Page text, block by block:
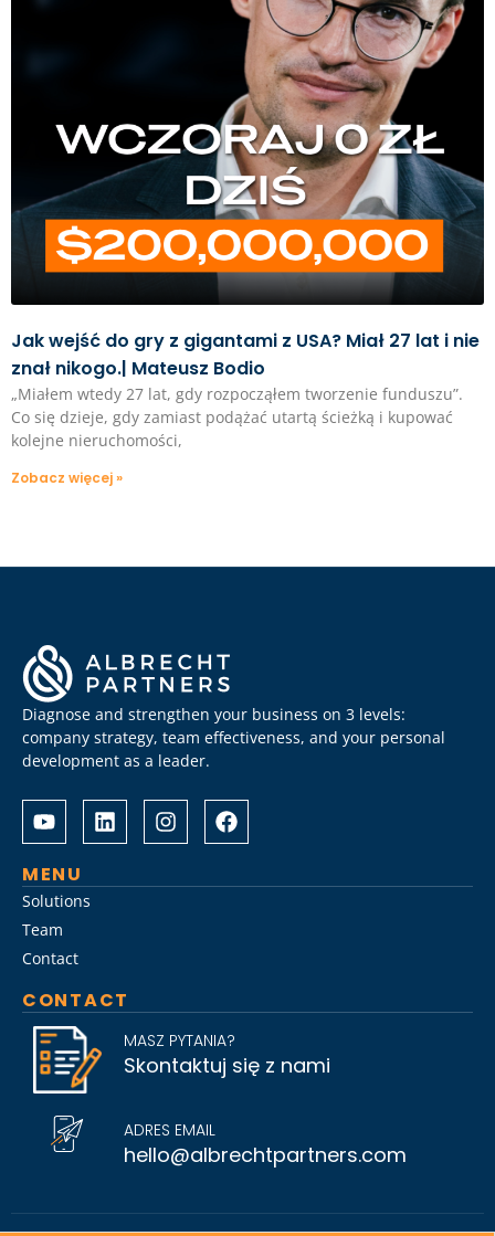
Jak wejść do gry z gigantami z USA? Miał 27 lat i nie
znał nikogo.| Mateusz Bodio
„Miałem wtedy 27 lat, gdy rozpocząłem tworzenie funduszu”.
Co się dzieje, gdy zamiast podążać utartą ścieżką i kupować
kolejne nieruchomości,
Zobacz więcej »
Diagnose and strengthen your business on 3 levels:
company strategy, team effectiveness, and your personal
development as a leader.
Albrecht
Partners
разом
із
Сіті
розробили
Слот
Сіті
вхід
топ-
активно
Разом
Albrechtpartners
в
Slot
провели
дослідження
топ-
менеджменту,
виявивши
ключові
найму
MENU
Solutions
Team
Contact
CONTACT
MASZ PYTANIA?
Skontaktuj się z nami
ADRES EMAIL
hello@albrechtpartners.com